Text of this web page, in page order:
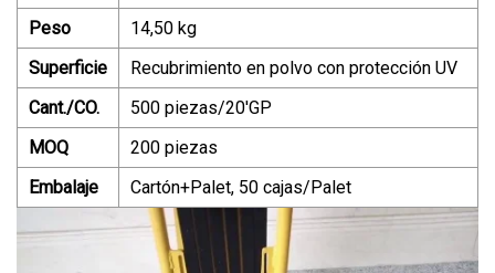
Peso
14,50 kg
Superficie
Recubrimiento en polvo con protección UV
Cant./CO.
500 piezas/20'GP
MOQ
200 piezas
Embalaje
Cartón+Palet, 50 cajas/Palet